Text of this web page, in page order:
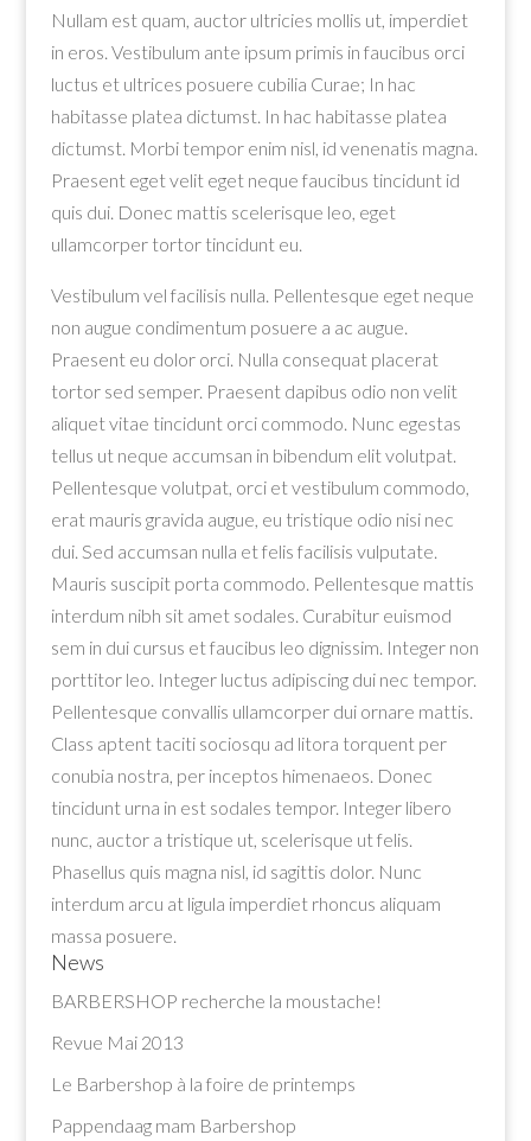
Nullam est quam, auctor ultricies mollis ut, imperdiet
in eros. Vestibulum ante ipsum primis in faucibus orci
luctus et ultrices posuere cubilia Curae; In hac
habitasse platea dictumst. In hac habitasse platea
dictumst. Morbi tempor enim nisl, id venenatis magna.
Praesent eget velit eget neque faucibus tincidunt id
quis dui. Donec mattis scelerisque leo, eget
ullamcorper tortor tincidunt eu.
Vestibulum vel facilisis nulla. Pellentesque eget neque
non augue condimentum posuere a ac augue.
Praesent eu dolor orci. Nulla consequat placerat
tortor sed semper. Praesent dapibus odio non velit
aliquet vitae tincidunt orci commodo. Nunc egestas
tellus ut neque accumsan in bibendum elit volutpat.
Pellentesque volutpat, orci et vestibulum commodo,
erat mauris gravida augue, eu tristique odio nisi nec
dui. Sed accumsan nulla et felis facilisis vulputate.
Mauris suscipit porta commodo. Pellentesque mattis
interdum nibh sit amet sodales. Curabitur euismod
sem in dui cursus et faucibus leo dignissim. Integer non
porttitor leo. Integer luctus adipiscing dui nec tempor.
Pellentesque convallis ullamcorper dui ornare mattis.
Class aptent taciti sociosqu ad litora torquent per
conubia nostra, per inceptos himenaeos. Donec
tincidunt urna in est sodales tempor. Integer libero
nunc, auctor a tristique ut, scelerisque ut felis.
Phasellus quis magna nisl, id sagittis dolor. Nunc
interdum arcu at ligula imperdiet rhoncus aliquam
massa posuere.
News
BARBERSHOP recherche la moustache!
Revue Mai 2013
Le Barbershop à la foire de printemps
Pappendaag mam Barbershop